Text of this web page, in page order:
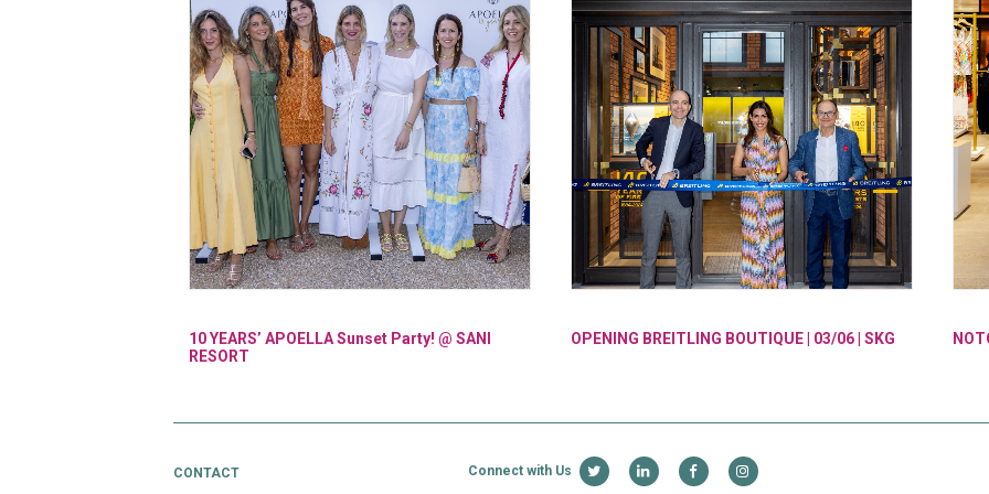
OPENING BREITLING BOUTIQUE | 03/06 | SKG NOTOS – “THE FASHION BOX”
CONTACT Connect with Us